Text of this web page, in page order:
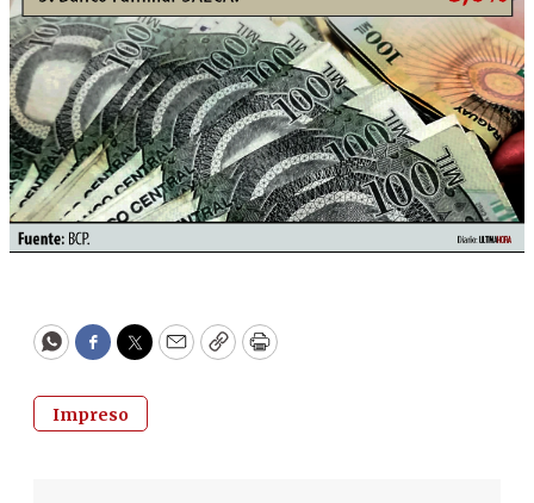
WhatsApp
Facebook
Twitter
EmailCopyPrint
Impreso